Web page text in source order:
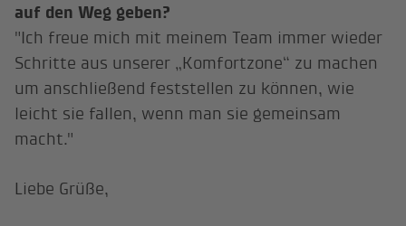
auf den Weg geben?
"Ich freue mich mit meinem Team immer wieder
Schritte aus unserer „Komfortzone“ zu machen
um anschließend feststellen zu können, wie
leicht sie fallen, wenn man sie gemeinsam
macht."
Liebe Grüße,